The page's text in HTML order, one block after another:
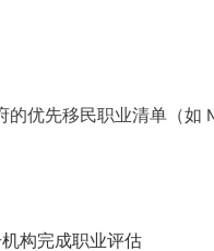
的优先移民职业清单（如
构完成职业评估